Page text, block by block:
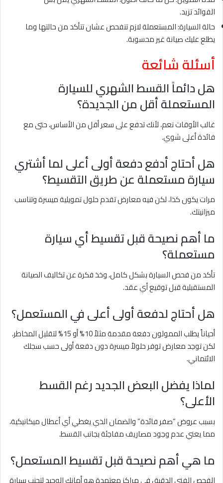
الفوائد تزيد.
حالة السيارة: المستعملة لازم تنفحص عشان تتأكد من حالتها وما
يطلع عليك صيانة غير محسوبة.
أسئلة شائعة
هل دائماً القسط الشهري للسيارة
المستعملة أقل من الجديدة؟
غالب الأوقات نعم، لأنك تدفع على سعر أقل من الأساس، حتى مع
فائدة أعلى شوي.
هل أحتاج أدفع دفعة أولى أعلى لما أشتري
سيارة مستعملة عن طريق التقسيط؟
مرات يكون كذا، لكن فيه معارض تقدم حلول تمويلية ميسرة وتناسب
ميزانيتك.
ما أهم نصيحة قبل تقسيط أي سيارة
مستعملة؟
تأكد من فحص السيارة بشكل كامل، وخذ فكرة عن تكاليف الصيانة
المستقبلية قبل توقيع أي عقد.
هل أحتاج لدفعة أولى أعلى في المستعمل؟
أحياناً يطلب الممولون دفعة مقدمة مثلاً 10% أو 15% لتقليل المخاطر،
لكن توجد معارض توفر حلولاً ميسرة دون دفعة أولى حسب سجلك
الائتماني.
لماذا يفضل البعض الجديد رغم القسط
الأعلى؟
بسبب عروض “صفر فائدة” والضمان الذي يغطي أي أعطال ميكانيكية،
مما يعني عدم وجود مصاريف مفاجئة بجانب القسط.
ما هي أهم نصيحة قبل تقسيط المستعمل؟